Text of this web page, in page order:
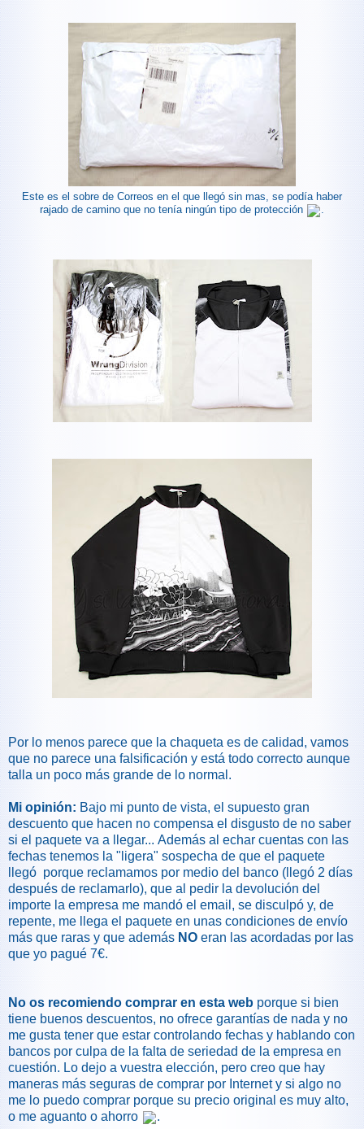
Este es el sobre de Correos en el que llegó sin mas, se podía haber
rajado de camino que no tenía ningún tipo de protección
.
Por lo menos parece que la chaqueta es de calidad, vamos
que no parece una falsificación y está todo correcto aunque
talla un poco más grande de lo normal.
Mi opinión: Bajo mi punto de vista, el supuesto gran
descuento que hacen no compensa el disgusto de no saber
si el paquete va a llegar... Además al echar cuentas con las
fechas tenemos la "ligera" sospecha de que el paquete
llegó porque reclamamos por medio del banco (llegó 2 días
después de reclamarlo), que al pedir la devolución del
importe la empresa me mandó el email, se disculpó y, de
repente, me llega el paquete en unas condiciones de envío
más que raras y que además NO eran las acordadas por las
que yo pagué 7€.
No os recomiendo comprar en esta web porque si bien
tiene buenos descuentos, no ofrece garantías de nada y no
me gusta tener que estar controlando fechas y hablando con
bancos por culpa de la falta de seriedad de la empresa en
cuestión. Lo dejo a vuestra elección, pero creo que hay
maneras más seguras de comprar por Internet y si algo no
me lo puedo comprar porque su precio original es muy alto,
o me aguanto o ahorro
.